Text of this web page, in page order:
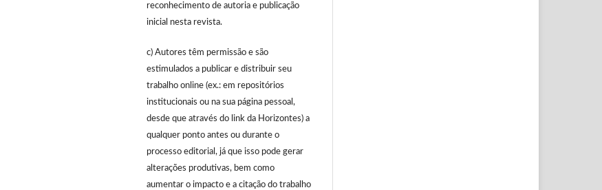
reconhecimento de autoria e publicação
inicial nesta revista.
c) Autores têm permissão e são
estimulados a publicar e distribuir seu
trabalho online (ex.: em repositórios
institucionais ou na sua página pessoal,
desde que através do link da Horizontes) a
qualquer ponto antes ou durante o
processo editorial, já que isso pode gerar
alterações produtivas, bem como
aumentar o impacto e a citação do trabalho